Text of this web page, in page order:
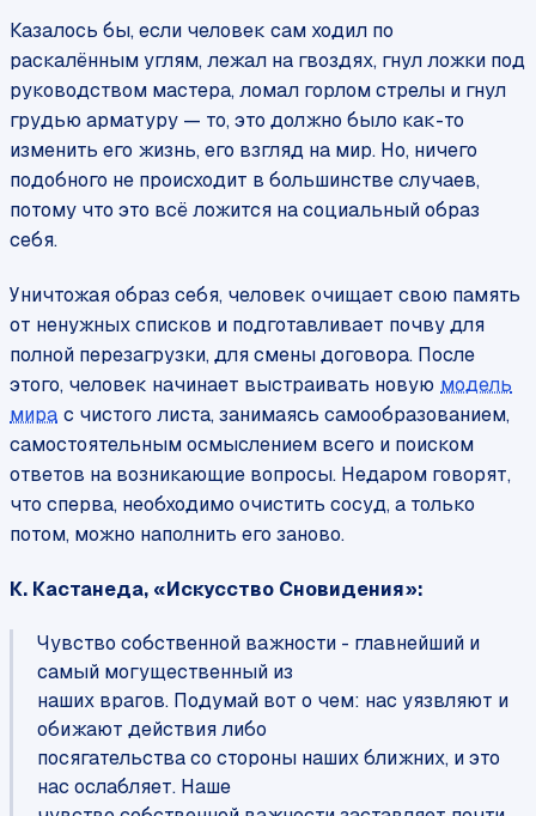
Казалось бы, если человек сам ходил по
раскалённым углям, лежал на гвоздях, гнул ложки под
руководством мастера, ломал горлом стрелы и гнул
грудью арматуру — то, это должно было как-то
изменить его жизнь, его взгляд на мир. Но, ничего
подобного не происходит в большинстве случаев,
потому что это всё ложится на социальный образ
себя.
Уничтожая образ себя, человек очищает свою память
от ненужных списков и подготавливает почву для
полной перезагрузки, для смены договора. После
этого, человек начинает выстраивать новую модель
мира с чистого листа, занимаясь самообразованием,
самостоятельным осмыслением всего и поиском
ответов на возникающие вопросы. Недаром говорят,
что сперва, необходимо очистить сосуд, а только
потом, можно наполнить его заново.
К. Кастанеда, «Искусство Сновидения»:
Чувство собственной важности - главнейший и
самый могущественный из
наших врагов. Подумай вот о чем: нас уязвляют и
обижают действия либо
посягательства со стороны наших ближних, и это
нас ослабляет. Наше